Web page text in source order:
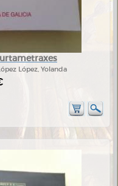
López, Yolanda